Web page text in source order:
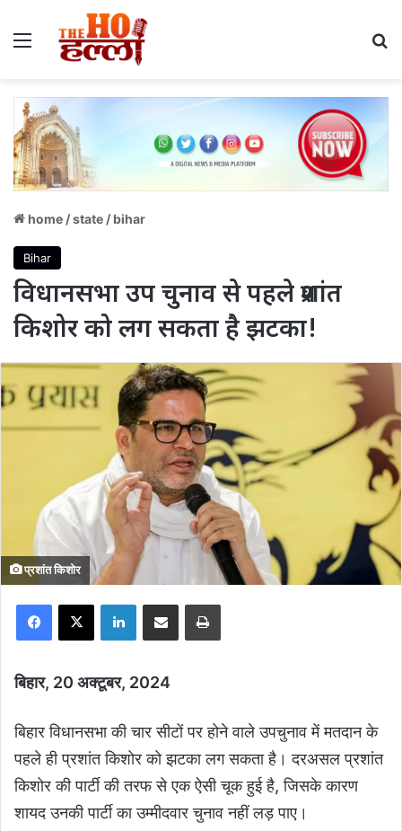
Menu
home /state / bihar
Bihar
विधानसभा उप चुनाव से पहले प्रशांत
किशोर को लग सकता है झटका!
प्रशांत किशोर
Facebook
X LinkedInShare via Email Print
बिहार, 20 अक्टूबर, 2024
बिहार विधानसभा की चार सीटों पर होने वाले उपचुनाव में मतदान के
पहले ही प्रशांत किशोर को झटका लग सकता है। दरअसल प्रशांत
किशोर की पार्टी की तरफ से एक ऐसी चूक हुई है, जिसके कारण
शायद उनकी पार्टी का उम्मीदवार चुनाव नहीं लड़ पाए।